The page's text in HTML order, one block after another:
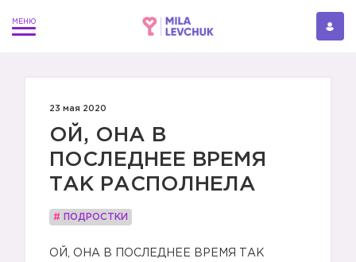
23 мая 2020
ОЙ, ОНА В
ПОСЛЕДНЕЕ ВРЕМЯ
ТАК РАСПОЛНЕЛА
# ПОДРОСТКИ
ОЙ, ОНА В ПОСЛЕДНЕЕ ВРЕМЯ ТАК